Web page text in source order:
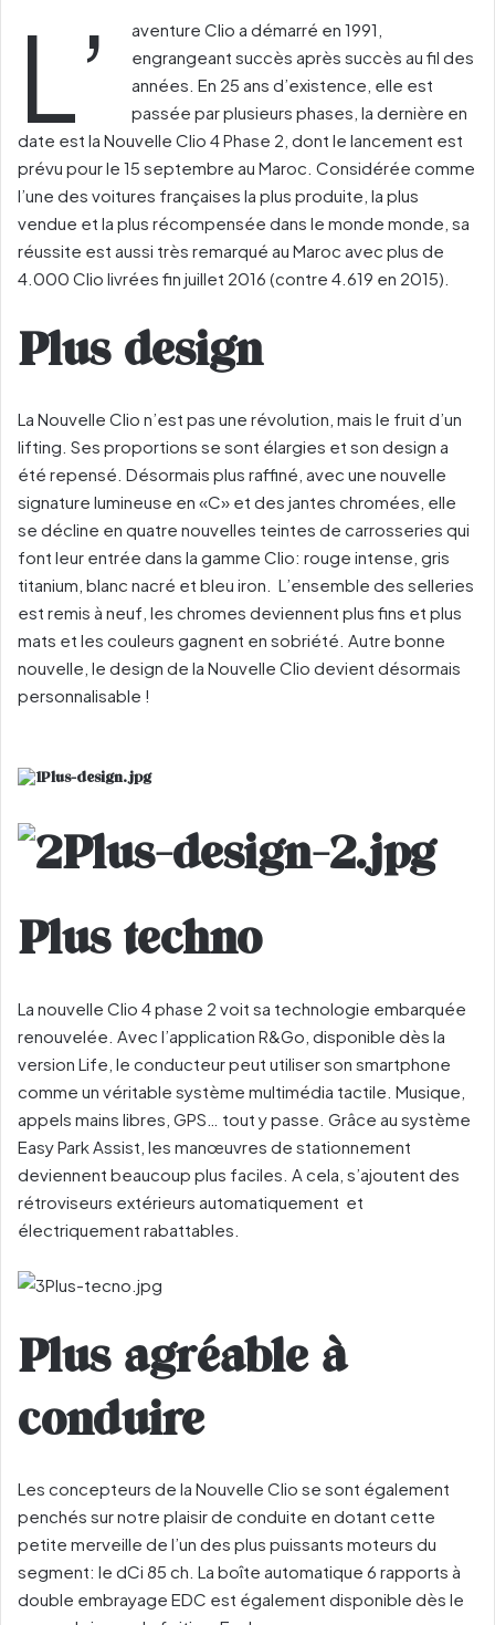
L’
aventure Clio a démarré en 1991,
engrangeant succès après succès au fil des
années. En 25 ans d’existence, elle est
passée par plusieurs phases, la dernière en
date est la Nouvelle Clio 4 Phase 2, dont le lancement est
prévu pour le 15 septembre au Maroc. Considérée comme
l’une des voitures françaises la plus produite, la plus
vendue et la plus récompensée dans le monde monde, sa
réussite est aussi très remarqué au Maroc avec plus de
4.000 Clio livrées fin juillet 2016 (contre 4.619 en 2015).
Plus design
La Nouvelle Clio n’est pas une révolution, mais le fruit d’un
lifting. Ses proportions se sont élargies et son design a
été repensé. Désormais plus raffiné, avec une nouvelle
signature lumineuse en «C» et des jantes chromées, elle
se décline en quatre nouvelles teintes de carrosseries qui
font leur entrée dans la gamme Clio: rouge intense, gris
titanium, blanc nacré et bleu iron. L’ensemble des selleries
est remis à neuf, les chromes deviennent plus fins et plus
mats et les couleurs gagnent en sobriété. Autre bonne
nouvelle, le design de la Nouvelle Clio devient désormais
personnalisable !
Plus techno
La nouvelle Clio 4 phase 2 voit sa technologie embarquée
renouvelée. Avec l’application R&Go, disponible dès la
version Life, le conducteur peut utiliser son smartphone
comme un véritable système multimédia tactile. Musique,
appels mains libres, GPS… tout y passe. Grâce au système
Easy Park Assist, les manœuvres de stationnement
deviennent beaucoup plus faciles. A cela, s’ajoutent des
rétroviseurs extérieurs automatiquement et
électriquement rabattables.
Plus agréable à
conduire
Les concepteurs de la Nouvelle Clio se sont également
penchés sur notre plaisir de conduite en dotant cette
petite merveille de l’un des plus puissants moteurs du
segment: le dCi 85 ch. La boîte automatique 6 rapports à
double embrayage EDC est également disponible dès le